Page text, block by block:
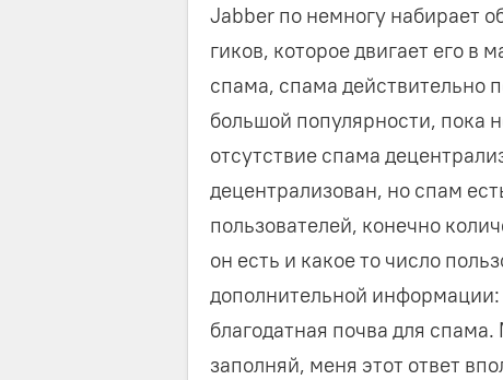
Jabber по немногу набирает
гиков, которое двигает его в
спама, спама действительно
большой популярности, пока
отсутствие спама
децентрализован, но спам
пользователей, конечно
он есть и какое то число
дополнительной
благодатная почва для
заполняй, меня этот ответ